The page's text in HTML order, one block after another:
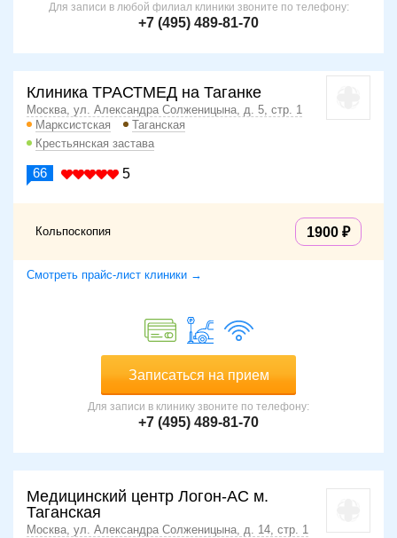
Для записи в любой филиал клиники звоните по телефону:
+7 (495) 489-81-70
Клиника ТРАСТМЕД на Таганке
Москва, ул. Александра Солженицына, д. 5, стр. 1
Марксистская
Таганская
Крестьянская застава
66 5
Кольпоскопия 1900
Смотреть прайс-лист клиники →
Записаться на прием
Для записи в клинику звоните по телефону:
+7 (495) 489-81-70
Медицинский центр Логон-АС м.
Таганская
Москва, ул. Александра Солженицына, д. 14, стр. 1